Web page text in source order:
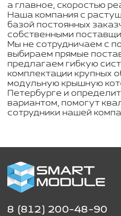
а главное, скоростью
Наша компания с
базой постоянных
собственными
Мы не сотрудничаем с
выбираем прямые
предлагаем гибкую
комплектации крупных
модульную крышную
Петербурге и
вариантом, помогут
сотрудники нашей
8 (812) 200-48-90